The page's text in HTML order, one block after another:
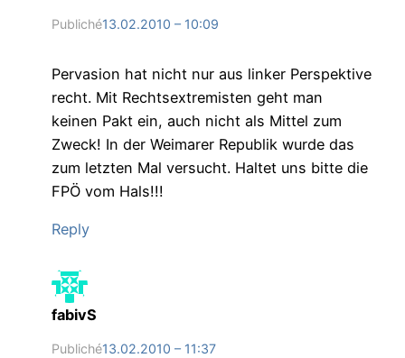
Publiché13.02.2010 – 10:09
Pervasion hat nicht nur aus linker Perspektive
recht. Mit Rechtsextremisten geht man
keinen Pakt ein, auch nicht als Mittel zum
Zweck! In der Weimarer Republik wurde das
zum letzten Mal versucht. Haltet uns bitte die
FPÖ vom Hals!!!
Reply
fabivS
Publiché13.02.2010 – 11:37